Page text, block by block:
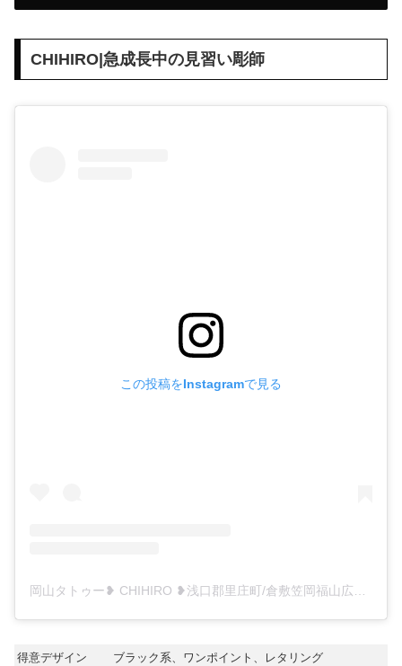
CHIHIRO|急成長中の見習い彫師
この投稿をInstagramで見る
得意デザイン
ブラック系、ワンポイント、レタリング